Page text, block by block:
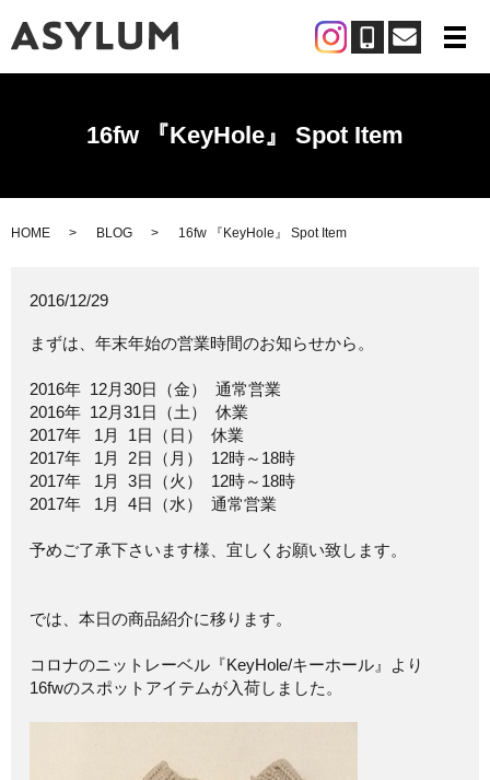
メ
16fw 『KeyHole』 Spot Item
HOME BLOG 16fw 『KeyHole』 Spot Item
2016/12/29
まずは、年末年始の営業時間のお知らせから。
2016年 12月30日（金） 通常営業
2016年 12月31日（土） 休業
2017年 1月 1日（日） 休業
2017年 1月 2日（月） 12時～18時
2017年 1月 3日（火） 12時～18時
2017年 1月 4日（水） 通常営業
予めご了承下さいます様、宜しくお願い致します。
では、本日の商品紹介に移ります。
コロナのニットレーベル『KeyHole/キーホール』より
16fwのスポットアイテムが入荷しました。